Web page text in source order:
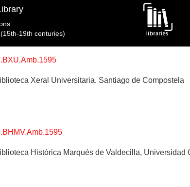
19th centuries)
12 (f. 182). Specimens of the edition
Xeral Universitaria. Santiago de Compostela
Histórica Marqués de Valdecilla, Universidad